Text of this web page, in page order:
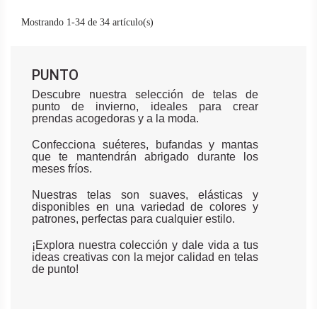
Mostrando 1-34 de 34 artículo(s)
PUNTO
Descubre nuestra selección de telas de
punto de invierno, ideales para crear
prendas acogedoras y a la moda.
Confecciona suéteres, bufandas y mantas
que te mantendrán abrigado durante los
meses fríos.
Nuestras telas son suaves, elásticas y
disponibles en una variedad de colores y
patrones, perfectas para cualquier estilo.
¡Explora nuestra colección y dale vida a tus
ideas creativas con la mejor calidad en telas
de punto!